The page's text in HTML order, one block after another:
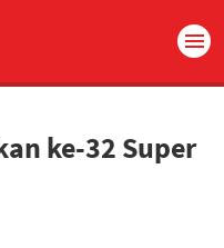
ke-32 Super